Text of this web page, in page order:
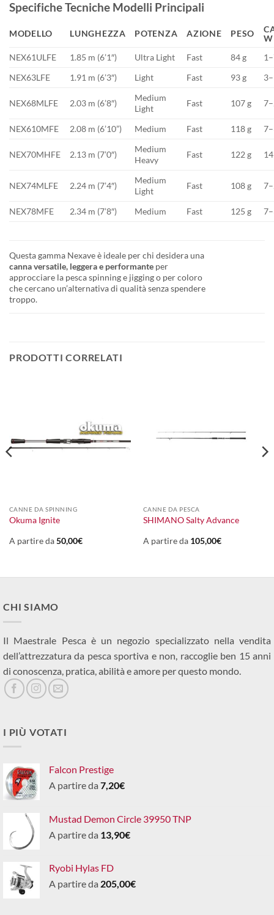
Specifiche Tecniche Modelli Principali
MODELLO LUNGHEZZA POTENZA AZIONE PESO
NEX61ULFE
1.85 m (6’1″) Ultra Light Fast 84 g
NEX63LFE
1.91 m (6’3″) Light Fast 93 g
NEX68MLFE 2.03 m (6’8″)
Medium
Light
Fast 107 g
NEX610MFE 2.08 m (6’10”) Medium Fast 118 g
NEX70MHFE 2.13 m (7’0″)
Medium
Heavy
Fast 122 g
NEX74MLFE 2.24 m (7’4″)
Medium
Light
Fast 108 g
NEX78MFE 2.34 m (7’8″) Medium Fast 125 g
Questa gamma Nexave è ideale per chi desidera una
canna versatile, leggera e performante per
approcciare la pesca spinning e jigging o per coloro
che cercano un’alternativa di qualità senza spendere
troppo.
PRODOTTI CORRELATI
CANNE DA SPINNING
Okuma Ignite
A partire da50,00€
CANNE DA PESCA
SHIMANO Salty Advance
A partire da 105,00€
CHI SIAMO
Il Maestrale Pesca è un negozio specializzato nella vendita
dell’attrezzatura da pesca sportiva e non, raccoglie ben 15 anni
di conoscenza, pratica, abilità e amore per questo mondo.
I PIÙ VOTATI
Falcon Prestige
A partire da 7,20€
Mustad Demon Circle 39950 TNP
A partire da 13,90€
Ryobi Hylas FD
A partire da 205,00€